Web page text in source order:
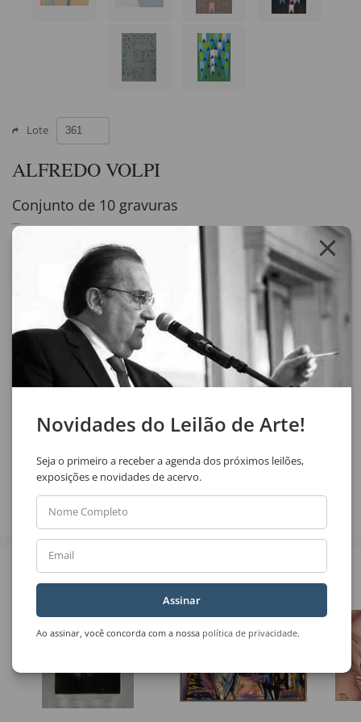
Lote
ALFREDO VOLPI
Conjunto de 10 gravuras
Ogiva - 65 x 50 cm - Exemplar 4/10 PA
Fachada - 81 x 59,5 cm - Exemplar PA
Bandeirinhas - 70 x 50 cm - Exemplar PA
Fachada com Bandeirinha e Escudo - 66 x 48 cm - Exemplar PA
Fachada com Bandeirinha - 50 x 67 cm - Exemplar PA
Sem Título - 48 x 66 cm - Exemplar 10/10 PA
Bandeirinhas - 66 x 48 cm - Exemplar PA
Bandeirinhas - 71 x 48 cm - Exemplar PA
Fachada - 72,5 x 50 cm
Compartilhar
Veja também
Novidades do Leilão de Arte!
Seja o primeiro a receber a agenda dos próximos leilões,
exposições e novidades de acervo.
Nome Completo
Email
Assinar
Ao assinar, você concorda com a nossa política de privacidade.